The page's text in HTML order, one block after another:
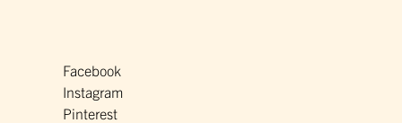
Facebook
Instagram
Pinterest